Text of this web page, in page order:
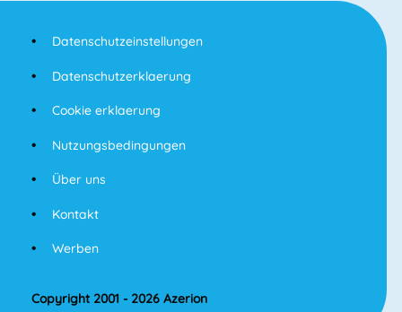
Datenschutzeinstellungen
Datenschutzerklaerung
Cookie erklaerung
Nutzungsbedingungen
Über uns
Kontakt
Werben
Copyright 2001 - 2026 Azerion